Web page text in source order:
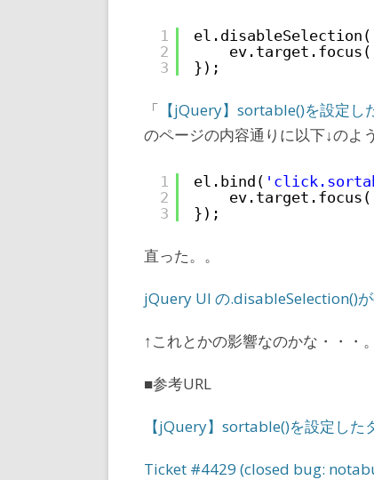
1
2
3
});
「 【jQuery】sortable()を設定
のページの内容通りに以下↓のよ
1
2
3
el.bind(
});
直った。。
jQuery UI の.disableSelection()
↑これとかの影響なのかな・・・。
■参考URL
【jQuery】sortable()を設定し
Ticket #4429 (closed bug: